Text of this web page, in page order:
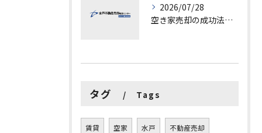
2026/07/28
空き家売却の成功法と注意点
タグ Tags
賃貸 空家 水戸 不動産売却